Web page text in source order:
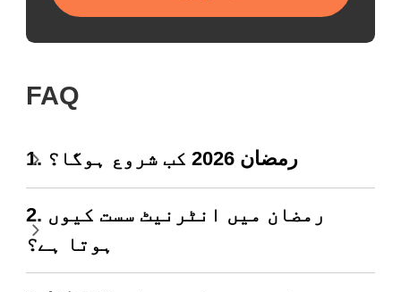
FAQ
1. رمضان 2026 کب شروع ہوگا؟
2. رمضان میں انٹرنیٹ سست کیوں
ہوتا ہے؟